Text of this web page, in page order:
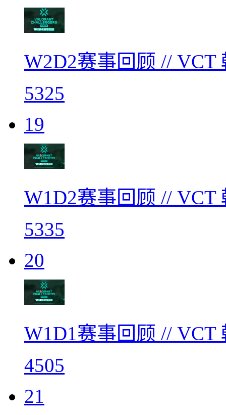
W2D2赛事回顾 // VCT
5325
19
W1D2赛事回顾 // VCT
5335
20
W1D1赛事回顾 // VCT
4505
21